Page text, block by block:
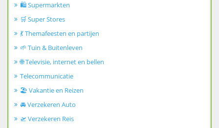
🛍️ Supermarkten
🛒 Super Stores
💃 Themafeesten en partijen
🌱 Tuin & Buitenleven
🌐 Televisie, internet en bellen
Telecommunicatie
🏖️ Vakantie en Reizen
🚘 Verzekeren Auto
🛫 Verzekeren Reis